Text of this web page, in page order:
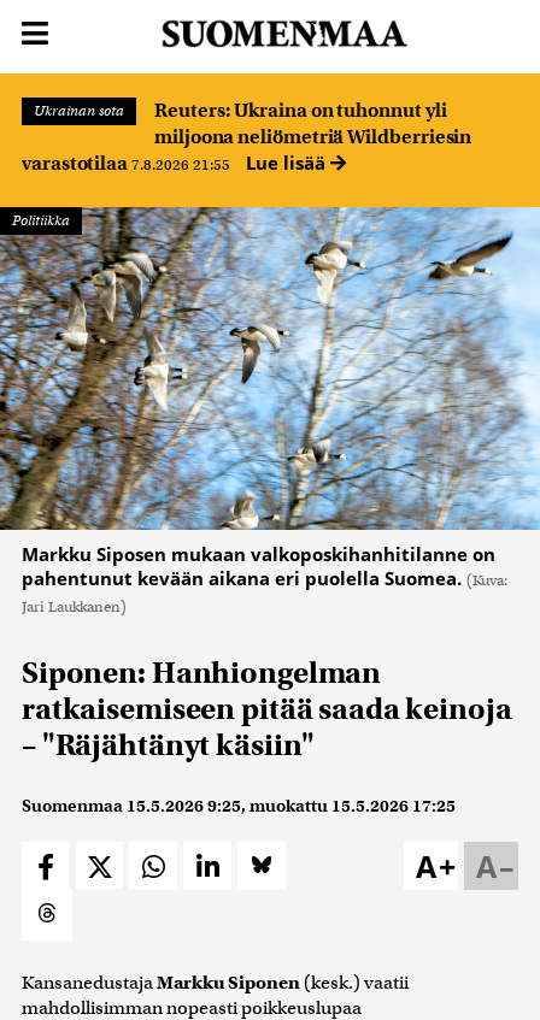
Ukrainan sota
Reuters: Ukraina on tuhonnut yli
miljoona neliömetriä Wildberriesin
varastotilaa 7.8.2026 21:55 Lue lisää
Politiikka
Markku Siposen mukaan valkoposkihanhitilanne on
pahentunut kevään aikana eri puolella Suomea. (Kuva:
Jari Laukkanen)
Siponen: Hanhiongelman
ratkaisemiseen pitää saada keinoja
– "Räjähtänyt käsiin"
Suomenmaa 15.5.2026 9:25, muokattu 15.5.2026 17:25
A–
A+
KansanedustajaMarkku Siponen (kesk.) vaatii
mahdollisimman nopeasti poikkeuslupaa